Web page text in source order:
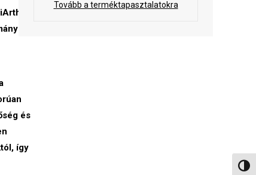
és
így
Tovább a terméktapasztalatokra